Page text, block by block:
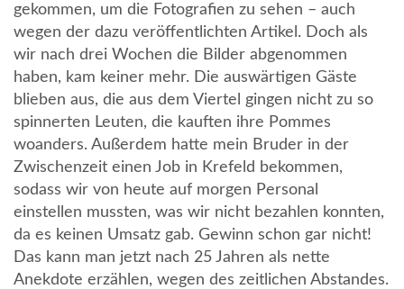
gekommen, um die Fotografien zu sehen – auch
wegen der dazu veröffentlichten Artikel. Doch als
wir nach drei Wochen die Bilder abgenommen
haben, kam keiner mehr. Die auswärtigen Gäste
blieben aus, die aus dem Viertel gingen nicht zu so
spinnerten Leuten, die kauften ihre Pommes
woanders. Außerdem hatte mein Bruder in der
Zwischenzeit einen Job in Krefeld bekommen,
sodass wir von heute auf morgen Personal
einstellen mussten, was wir nicht bezahlen konnten,
da es keinen Umsatz gab. Gewinn schon gar nicht!
Das kann man jetzt nach 25 Jahren als nette
Anekdote erzählen, wegen des zeitlichen Abstandes.